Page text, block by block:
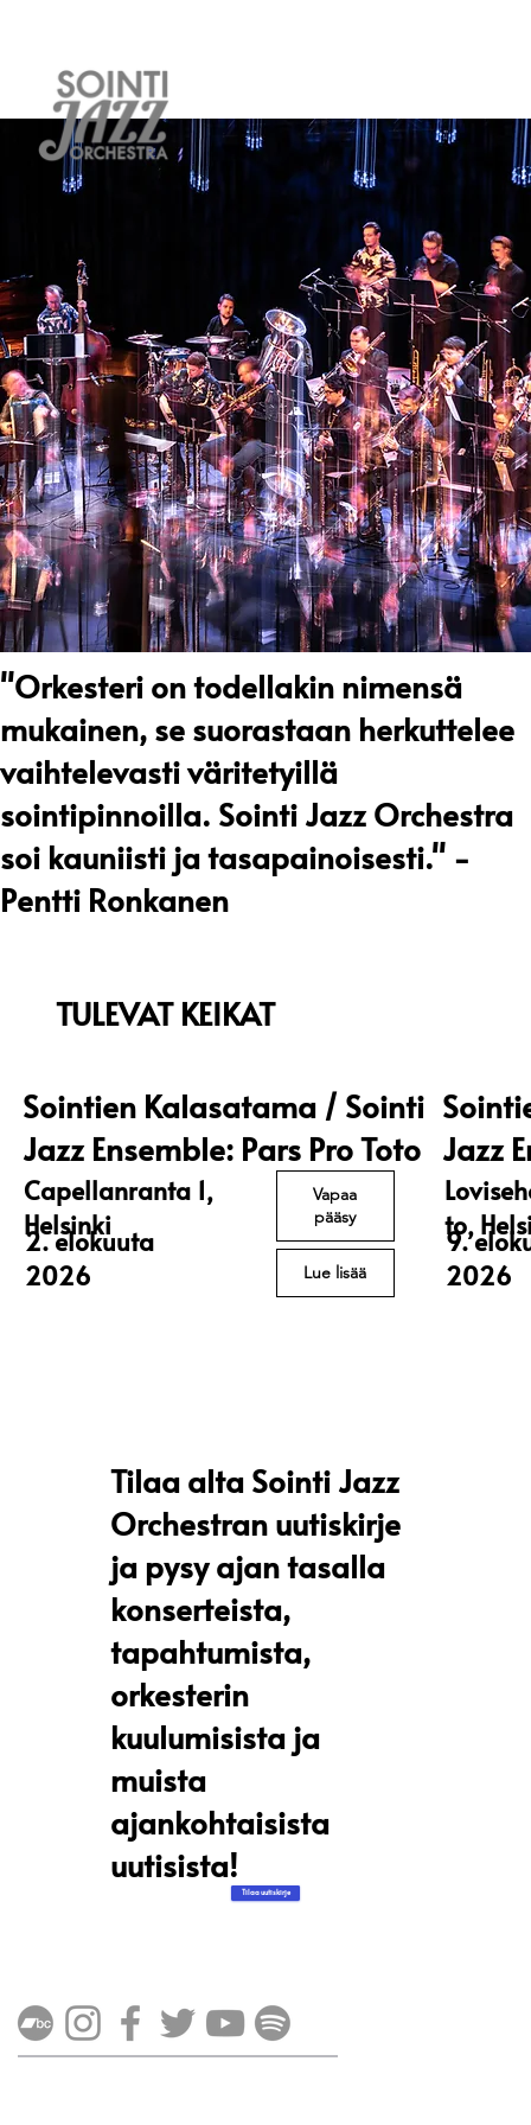
Vapaa
pääsy
Capellanranta 1,
Helsinki
2. elokuuta
2026
Lue lisää
Sointien Kalasatama / Sointi
Jazz Ensemble: Pars Pro Toto
to,
9.
2026
Jazz
"Orkesteri on todellakin nimensä
mukainen, se suorastaan herkuttelee
vaihtelevasti väritetyillä
sointipinnoilla. Sointi Jazz Orchestra
soi kauniisti ja tasapainoisesti." -
Pentti Ronkanen
TULEVAT KEIKAT
Tilaa alta Sointi Jazz
Orchestran uutiskirje
ja pysy ajan tasalla
konserteista,
tapahtumista,
orkesterin
kuulumisista ja
muista
ajankohtaisista
uutisista!
Tilaa uutiskirje